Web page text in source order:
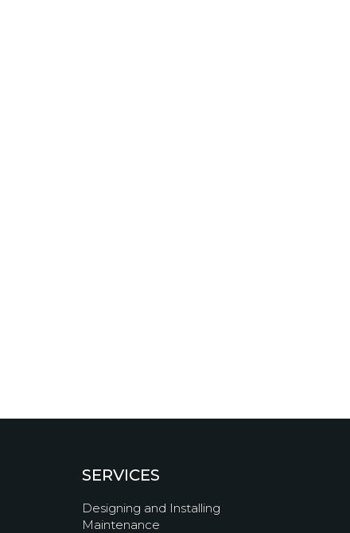
SERVICES
Designing and Installing
Maintenance